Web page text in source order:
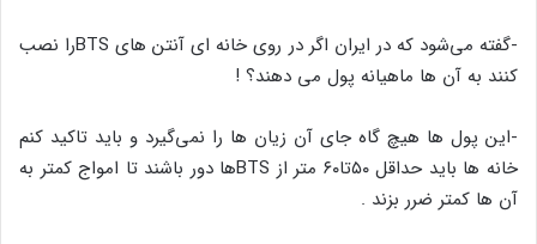
-گفته می‌شود که در ایران اگر در روی خانه ای آنتن های BTSرا نصب
کنند به آن ها ماهیانه پول می دهند؟ !
-این پول ها هیچ گاه جای آن زیان ها را نمی‌گیرد و باید تاکید کنم
خانه ها باید حداقل ۵۰تا۶۰ متر از BTSها دور باشند تا امواج کمتر به
آن ها کمتر ضرر بزند .